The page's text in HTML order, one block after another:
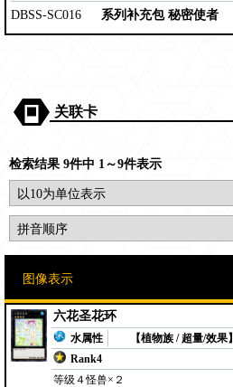
DBSS-SC016
系列补充包 秘密使者
关联卡
检索结果 9件中 1～9件表示
六花圣花环
水属性
【植物族 / 超量/效果】
Rank4
等级４怪兽×２